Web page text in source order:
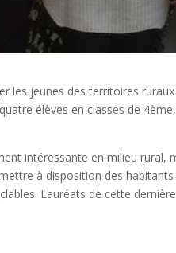
les jeunes des territoires
élèves en classes de
intéressante en milieu
à disposition des
Lauréats de cette